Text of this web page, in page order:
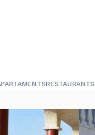
RESTAURANTS